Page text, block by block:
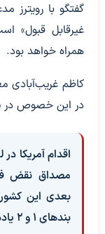
گفتگو با رویترز
غیرقابل قبول»
همراه خواهد بود.
کاظم غریب‌آبادی
در این خصوص در
اقدام آمریکا
بعدی این
بندهای ۱ و ۲ یادداشت تفاهم اسلام آباد است.